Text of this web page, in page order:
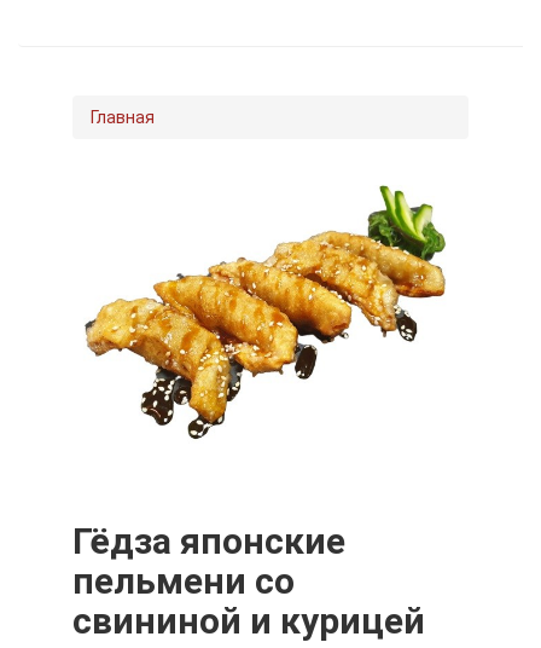
Главная
Гёдза японские
пельмени со
свининой и курицей